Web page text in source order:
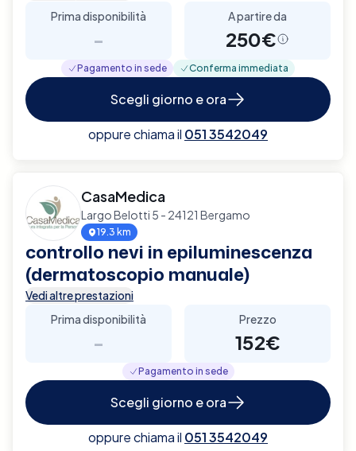
Prima disponibilità
-
A partire da
250€
Pagamento in sede Conferma immediata
Scegli giorno e ora
oppure chiama il 051 3542049
CasaMedica
Largo Belotti 5 - 24121 Bergamo
19.3 km
controllo nevi in epiluminescenza
(dermatoscopio manuale)
Vedi altre prestazioni
Prima disponibilità
-
Prezzo
152€
Pagamento in sede
Scegli giorno e ora
oppure chiama il 051 3542049